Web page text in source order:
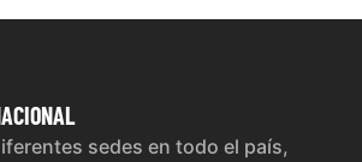
sedes en todo el país,